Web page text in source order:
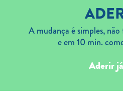
A mudança é simples,
e em 10 min.
Aderir já